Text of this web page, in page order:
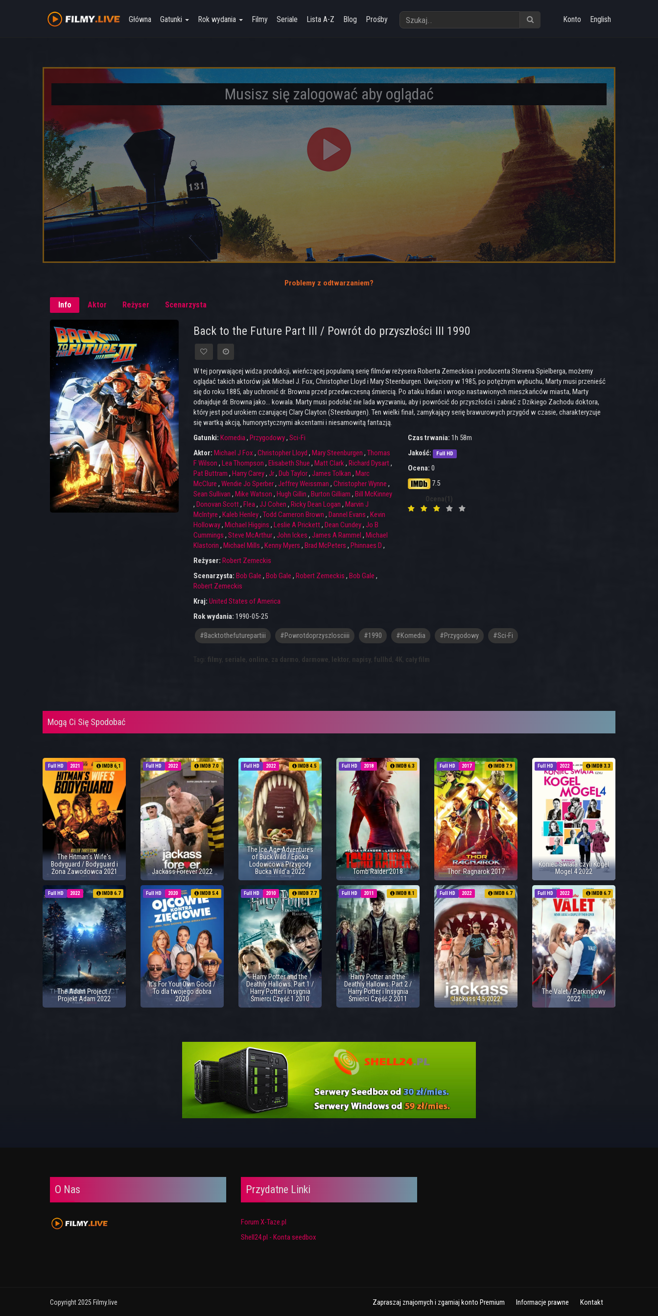
Główna Gatunki Rok wydania Filmy Seriale Lista A-Z Blog Prośby Konto English
Musisz się zalogować aby oglądać
Problemy z odtwarzaniem?
Info Aktor Reżyser Scenarzysta
Back to the Future Part III / Powrót do przyszłości III 1990
W tej porywającej widza produkcji, wieńczącej popularną serię filmów reżysera Roberta Zemeckisa i producenta Stevena Spielberga, możemy
oglądać takich aktorów jak Michael J. Fox, Christopher Lloyd i Mary Steenburgen. Uwięziony w 1985, po potężnym wybuchu, Marty musi przenieść
się do roku 1885, aby uchronić dr. Browna przed przedwczesną śmiercią. Po ataku Indian i wrogo nastawionych mieszkańców miasta, Marty
odnajduje dr. Browna jako... kowala. Marty musi podołać nie lada wyzwaniu, aby i powrócić do przyszłości i zabrać z Dzikiego Zachodu doktora,
który jest pod urokiem czarującej Clary Clayton (Steenburgen). Ten wielki finał, zamykający serię brawurowych przygód w czasie, charakteryzuje
się wartką akcją, humorystycznymi akcentami i niesamowitą fantazją.
Gatunki: Komedia, Przygodowy, Sci-Fi
Aktor: Michael J Fox , Christopher Lloyd , Mary Steenburgen , Thomas
F Wilson , Lea Thompson , Elisabeth Shue , Matt Clark, Richard Dysart,
Pat Buttram , Harry Carey, Jr, Dub Taylor, James Tolkan , Marc
McClure , Wendie Jo Sperber, Jeffrey Weissman , Christopher Wynne ,
Sean Sullivan , Mike Watson , Hugh Gillin , Burton Gilliam , Bill McKinney
, Donovan Scott, Flea, JJ Cohen , Ricky Dean Logan , Marvin J
McIntyre , Kaleb Henley, Todd Cameron Brown , Dannel Evans , Kevin
Holloway, Michael Higgins , Leslie A Prickett, Dean Cundey, Jo B
Cummings , Steve McArthur, John Ickes , James A Rammel , Michael
Klastorin , Michael Mills , Kenny Myers , Brad McPeters , Phinnaes D ,
Reżyser: Robert Zemeckis
Scenarzysta: Bob Gale , Bob Gale , Robert Zemeckis , Bob Gale ,
Robert Zemeckis
Kraj: United States of America
Rok wydania: 1990-05-25
Czas trwania: 1h 58m
Jakość:
Full HD
Ocena: 0
7.5
Ocena(1)
#backtothefuturepartiii #powrotdoprzyszlosciiii #1990 #Komedia #Przygodowy #Sci-Fi
Tagi: filmy, seriale, online, za darmo, darmowe, lektor, napisy, fullhd , 4K, cały film
Mogą Ci Się Spodobać
Full HD 2021 IMDB 6,1
The Hitman's Wife's
Bodyguard / Bodyguard i
Żona Zawodowca 2021
Full HD 2022 IMDB 7.0
Jackass Forever 2022
Full HD 2022 IMDB 4.5
The Ice Age Adventures
of Buck Wild / Epoka
Lodowcowa Przygody
Bucka Wild'a 2022
Full HD 2018 IMDB 6.3
Tomb Raider 2018
Full HD 2017 IMDB 7.9
Thor: Ragnarok 2017
Full HD 2022 IMDB 3.3
Koniec Świata czyli Kogel
Mogel 4 2022
Full HD 2022 IMDB 6.7
The Adam Project /
Projekt Adam 2022
Full HD 2020 IMDB 5.4
It's For Your Own Good /
To dla twojego dobra
2020
Full HD 2010 IMDB 7.7
Harry Potter and the
Deathly Hallows: Part 1 /
Harry Potter i Insygnia
Śmierci Część 1 2010
Full HD 2011 IMDB 8.1
Harry Potter and the
Deathly Hallows: Part 2 /
Harry Potter i Insygnia
Śmierci Część 2 2011
Full HD 2022 IMDB 6.7
Jackass 4.5 2022
Full HD 2022 IMDB 6.7
The Valet / Parkingowy
2022
O Nas Przydatne Linki
Forum X-Taze.pl
Shell24.pl - Konta seedbox
Copyright 2025 Filmy.live Zapraszaj znajomych i zgarniaj konto Premium Informacje prawne Kontakt